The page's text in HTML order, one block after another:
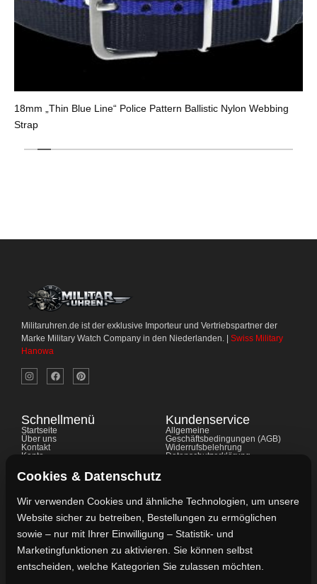
18mm „Thin Blue Line“ Police Pattern Ballistic Nylon Webbing
Strap
Militaruhren.de ist der exklusive Importeur und Vertriebspartner der
Marke Military Watch Company in den Niederlanden. | Swiss Military
Hanowa
Schnellmenü
Startseite
Über uns
Kontakt
Konto
FAQ's
Kundenservice
Allgemeine
Geschäftsbedingungen (AGB)
Widerrufsbelehrung
Datenschutzerklärung
Kontaktdaten
Vertreten durch:
Lievaart B.V.
Cookies & Datenschutz
Wir verwenden Cookies und ähnliche Technologien, um unsere
Website sicher zu betreiben, Bestellungen zu ermöglichen
sowie – nur mit Ihrer Einwilligung – Statistik- und
Marketingfunktionen zu aktivieren. Sie können selbst
entscheiden, welche Kategorien Sie zulassen möchten.